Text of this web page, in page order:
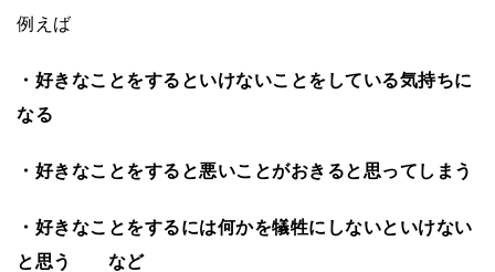
例えば
・好きなことをするといけないことをしている気持ちに
なる
・好きなことをすると悪いことがおきると思ってしまう
・好きなことをするには何かを犠牲にしないといけない
と思う など